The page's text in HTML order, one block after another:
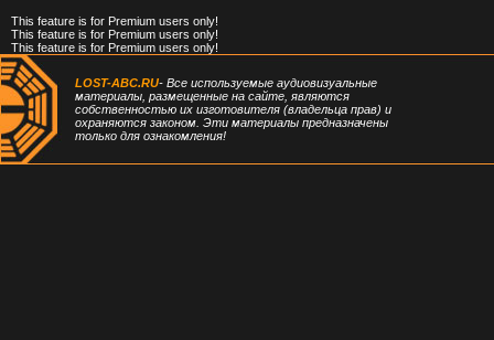
This feature is for Premium users only!
This feature is for Premium users only!
This feature is for Premium users only!
LOST-ABC.RU- Все используемые аудиовизуальные
материалы, размещенные на сайте, являются
собственностью их изготовителя (владельца прав) и
охраняются законом. Эти материалы предназначены
только для ознакомления!